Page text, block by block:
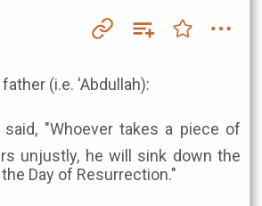
(i.e. 'Abdullah):
unjustly, he will sink down the
Day of Resurrection."